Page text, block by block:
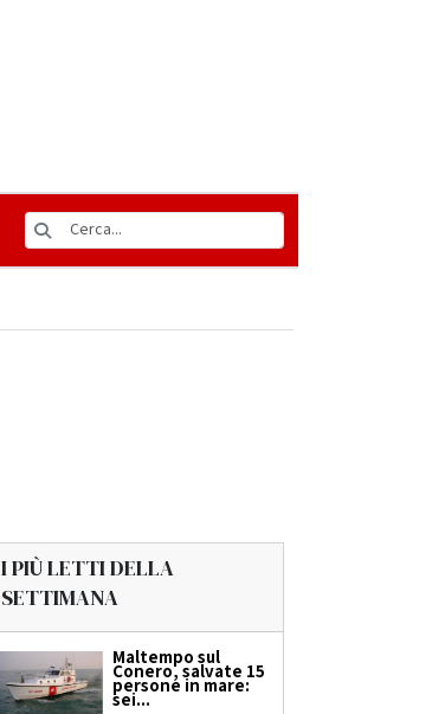
I PIÙ LETTI DELLA
SETTIMANA
Maltempo sul
Conero, salvate 15
persone in mare:
sei...